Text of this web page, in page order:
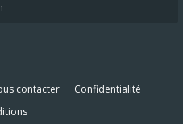
contacter
Confidentialité